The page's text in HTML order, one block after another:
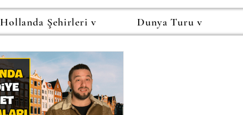
Hollanda Şehirleri v Dunya Turu v